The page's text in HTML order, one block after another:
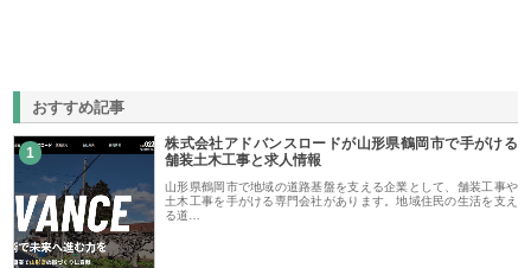
おすすめ記事
1
株式会社アドバンスロードが山形県鶴岡市で手がける
舗装土木工事と求人情報
山形県鶴岡市で地域の道路基盤を支える企業として、舗装工事や
土木工事を手がける専門会社があります。地域住民の生活を支え
る道…